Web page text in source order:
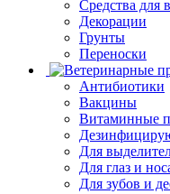
Средства для
Декорации
Грунты
Переноски
Антибиотики
Вакцины
Витаминные
Для
Для глаз и
Для зубов и